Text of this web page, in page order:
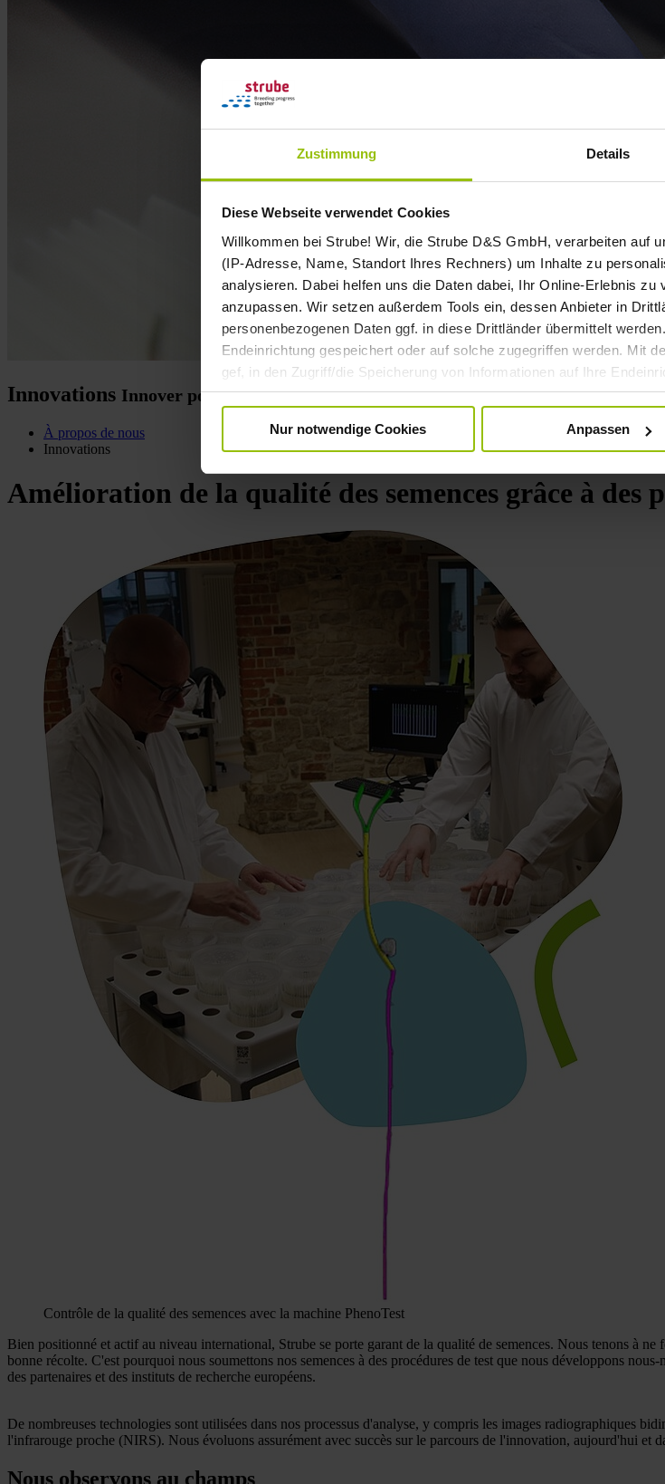
Zustimmung Details
Diese Webseite verwendet Cookies
Willkommen bei Strube! Wir, die Strube D&S GmbH, verarbeiten auf
(IP-Adresse, Name, Standort Ihres Rechners) um Inhalte zu
analysieren. Dabei helfen uns die Daten dabei, Ihr Online-Erlebnis
anzupassen. Wir setzen außerdem Tools ein, dessen Anbieter in
personenbezogenen Daten ggf. in diese Drittländer übermittelt
Endeinrichtung gespeichert oder auf solche zugegriffen werden. Mit
gef, in den Zugriff/die Speicherung von Informationen auf Ihre
Datenverarbeitung Ihrer personenbezogenen Daten für die oben
Informationen zur Datenverarbeitung mittels Cookies finden Sie in
Nur notwendige Cookies Anpassen
Innovations Innover pour optimiser nos variétés
À propos de nous
Innovations
Amélioration de la qualité des semences grâce à des
Contrôle de la qualité des semences avec la machine PhenoTest
Bien positionné et actif au niveau international, Strube se porte garant de la qualité de semences. Nous tenons à
bonne récolte. C'est pourquoi nous soumettons nos semences à des procédures de test que nous développons
des partenaires et des instituts de recherche européens.
De nombreuses technologies sont utilisées dans nos processus d'analyse, y compris les images radiographiques
l'infrarouge proche (NIRS). Nous évoluons assurément avec succès sur le parcours de l'innovation, aujourd'hui et
Nous observons au champs